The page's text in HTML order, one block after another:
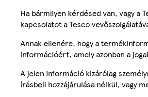
Ha bármilyen kérdésed van, vagy
kapcsolatot a Tesco
Annak ellenére, hogy a
információért, amely azonban a
A jelen információ kizárólag
írásbeli hozzájárulása nélkül, vagy